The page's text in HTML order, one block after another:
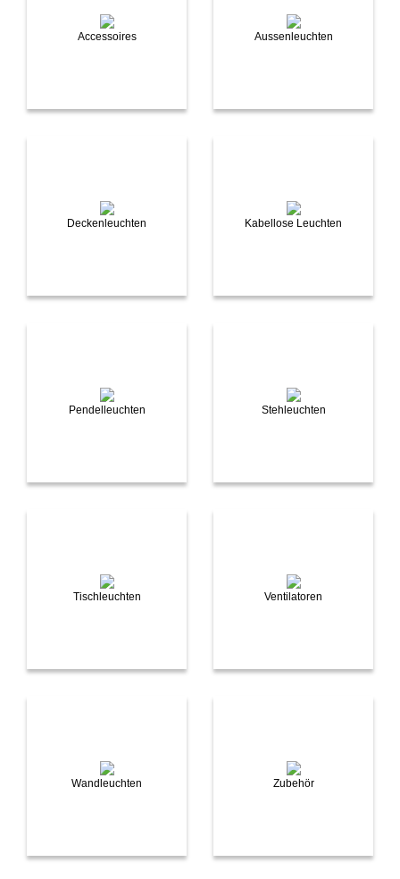
Accessoires Aussenleuchten
Deckenleuchten Kabellose Leuchten
Pendelleuchten Stehleuchten
Tischleuchten Ventilatoren
Wandleuchten Zubehör